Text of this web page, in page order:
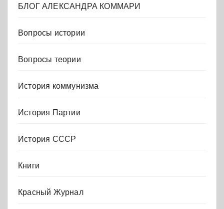
БЛОГ АЛЕКСАНДРА КОММАРИ
Вопросы истории
Вопросы теории
История коммунизма
История Партии
История СССР
Книги
Красный Журнал